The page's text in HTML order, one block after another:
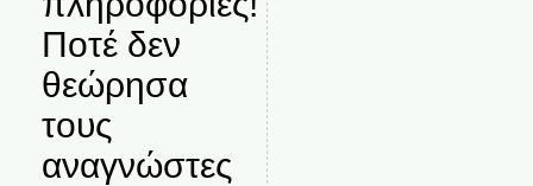
Ποτέ δεν
θεώρησα
τους
αναγνώστες